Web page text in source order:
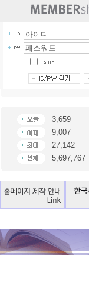
3,659
9,007
27,142
5,697,767